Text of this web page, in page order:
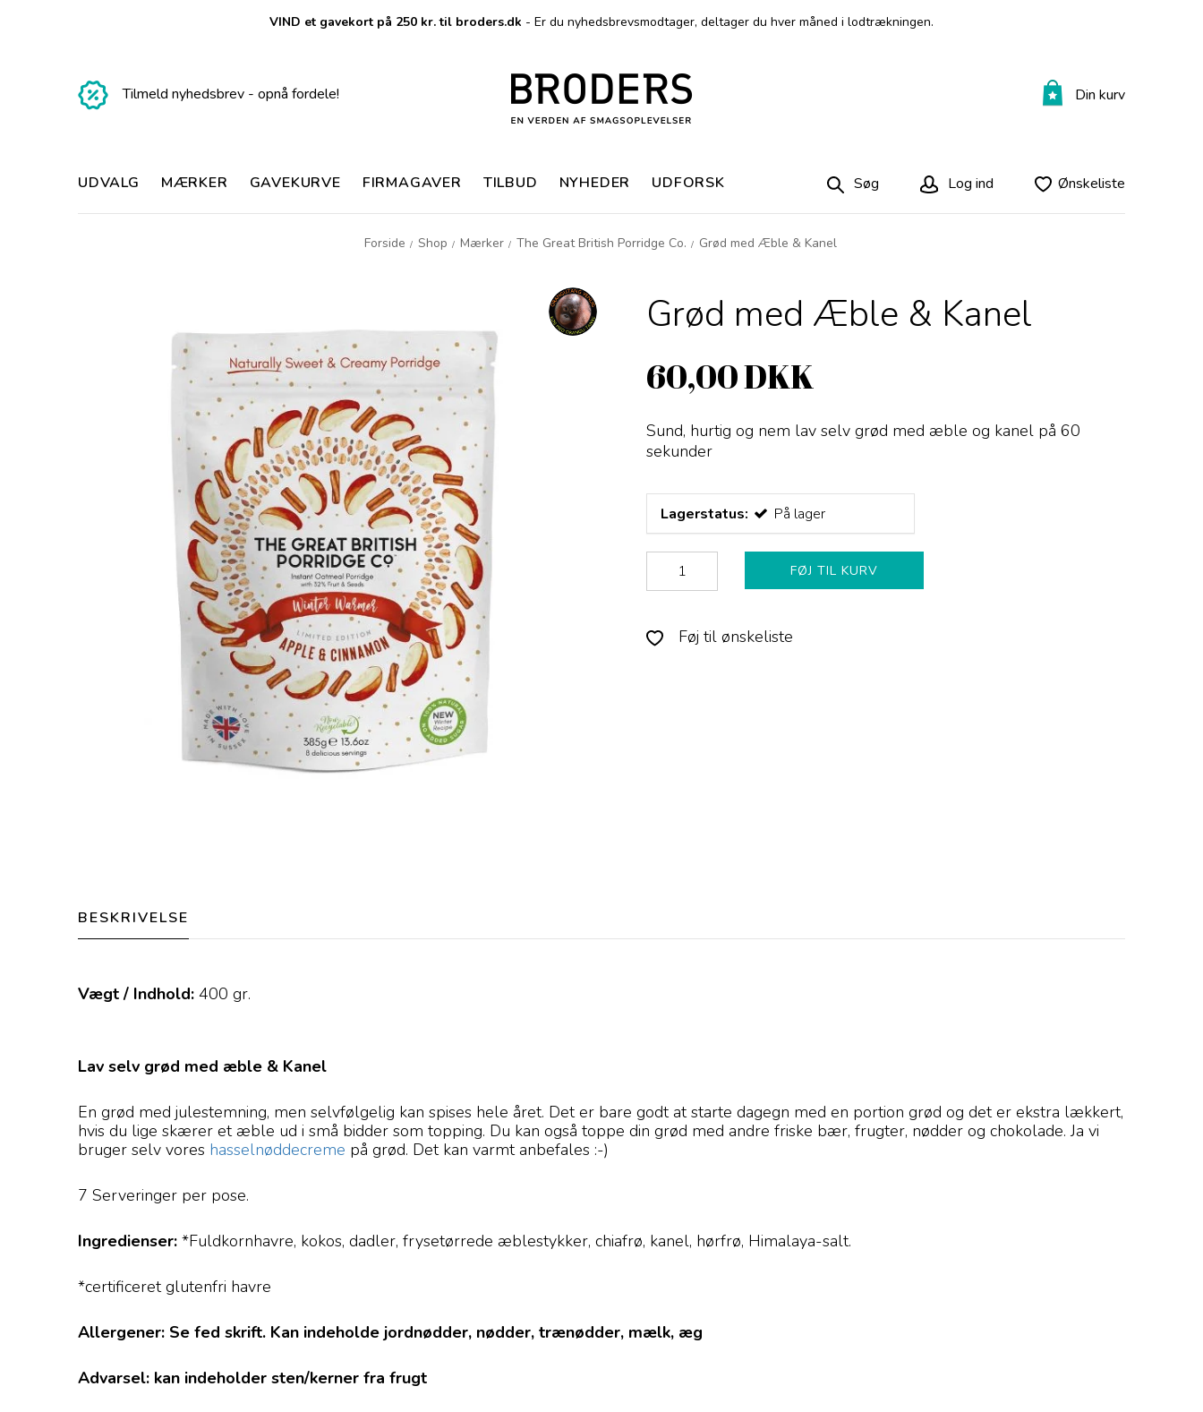
VIND et gavekort på 250 kr. til broders.dk - Er du nyhedsbrevsmodtager, deltager du hver måned i lodtrækningen.
Tilmeld nyhedsbrev - opnå fordele! Din kurv
UDVALG MÆRKER GAVEKURVE FIRMAGAVER TILBUD NYHEDER UDFORSK Søg Log ind Ønskeliste
Forside / Shop / Mærker / The Great British Porridge Co. / Grød med Æble & Kanel
Grød med Æble & Kanel
60,00 DKK
Sund, hurtig og nem lav selv grød med æble og kanel på 60
sekunder
Lagerstatus: På lager
FØJ TIL KURV
Føj til ønskeliste
BESKRIVELSE
Vægt / Indhold: 400 gr.
Lav selv grød med æble & Kanel
En grød med julestemning, men selvfølgelig kan spises hele året. Det er bare godt at starte dagegn med en portion grød og det er ekstra lækkert,
hvis du lige skærer et æble ud i små bidder som topping. Du kan også toppe din grød med andre friske bær, frugter, nødder og chokolade. Ja vi
bruger selv vores hasselnøddecreme på grød. Det kan varmt anbefales :-)
7 Serveringer per pose.
Ingredienser: *Fuldkornhavre, kokos, dadler, frysetørrede æblestykker, chiafrø, kanel, hørfrø, Himalaya-salt.
*certificeret glutenfri havre
Allergener: Se fed skrift. Kan indeholde jordnødder, nødder, trænødder, mælk, æg
Advarsel: kan indeholder sten/kerner fra frugt